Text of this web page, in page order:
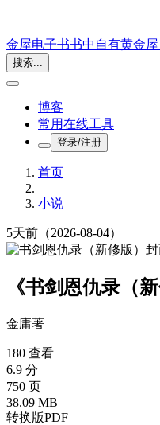
金屋电子书书中自有黄金
搜索...
博客
常用在线工具
登录/注册
首页
小说
5天前 （2026-08-04）
《书剑恩仇录（
金庸著
180 查看
6.9 分
750 页
38.09 MB
转换版PDF